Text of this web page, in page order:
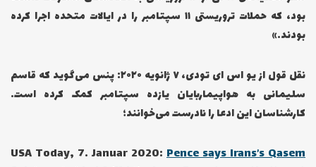
بود، که حملات تروریستی ۱۱ سپتامبر را در ایالات متحده اجرا کرده
بودند.»
نقل قول از یو اس ای تودی، ۷ ژانویه ۲۰۲۰: پنس می‌گوید که قاسم
سلیمانی به هواپیماربایان یازده سپتامبر کمک کرده است.
کارشناسان این ادعا را نادرست می‌خوانند؛
USA Today, 7. Januar 2020: Pence says Irans’s Qasem